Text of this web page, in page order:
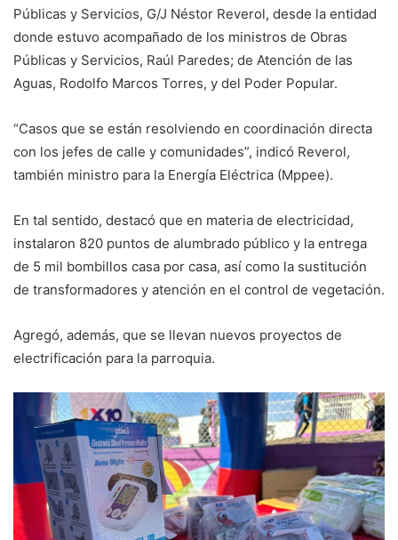
Públicas y Servicios, G/J Néstor Reverol, desde la entidad
donde estuvo acompañado de los ministros de Obras
Públicas y Servicios, Raúl Paredes; de Atención de las
Aguas, Rodolfo Marcos Torres, y del Poder Popular.
“Casos que se están resolviendo en coordinación directa
con los jefes de calle y comunidades”, indicó Reverol,
también ministro para la Energía Eléctrica (Mppee).
En tal sentido, destacó que en materia de electricidad,
instalaron 820 puntos de alumbrado público y la entrega
de 5 mil bombillos casa por casa, así como la sustitución
de transformadores y atención en el control de vegetación.
Agregó, además, que se llevan nuevos proyectos de
electrificación para la parroquia.